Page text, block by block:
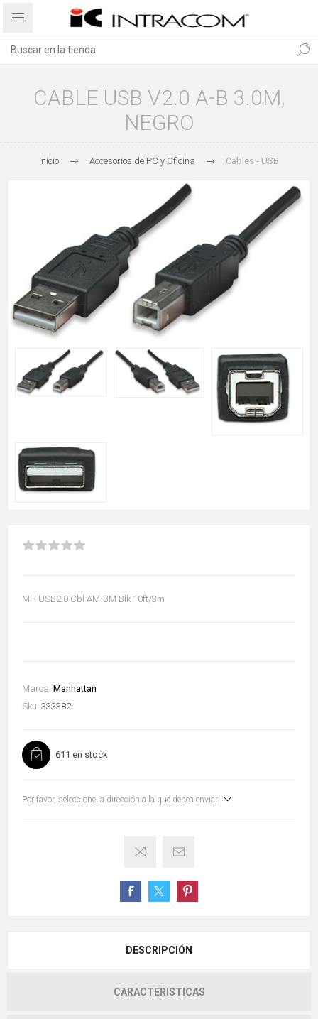
CABLE USB V2.0 A-B 3.0M,
NEGRO
Inicio Accesorios de PC y Oficina Cables - USB
MH USB2.0 Cbl AM-BM Blk 10ft/3m
Marca: Manhattan
Sku: 333382
611 en stock
Por favor, seleccione la dirección a la que desea enviar
DESCRIPCIÓN
CARACTERISTICAS